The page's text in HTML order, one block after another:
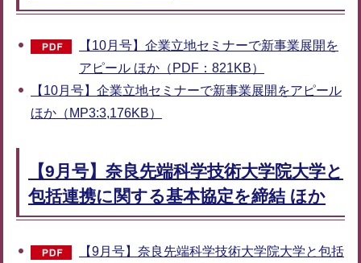
【10月号】企業立地セミナーで新事業展開を
アピール ほか（PDF：821KB）
【10月号】企業立地セミナーで新事業展開をアピール
ほか（MP3:3,176KB）
【9月号】奈良先端科学技術大学院大学と
包括連携に関する基本協定を締結 ほか
【9月号】奈良先端科学技術大学院大学と包括